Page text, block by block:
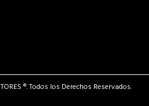
®. Todos los Derechos Reservados.